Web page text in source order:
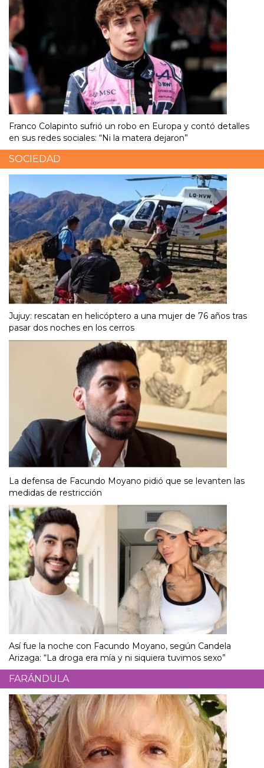
Franco Colapinto sufrió un robo en Europa y contó detalles
en sus redes sociales: “Ni la matera dejaron”
SOCIEDAD
Jujuy: rescatan en helicóptero a una mujer de 76 años tras
pasar dos noches en los cerros
La defensa de Facundo Moyano pidió que se levanten las
medidas de restricción
Así fue la noche con Facundo Moyano, según Candela
Arizaga: “La droga era mía y ni siquiera tuvimos sexo”
FARÁNDULA